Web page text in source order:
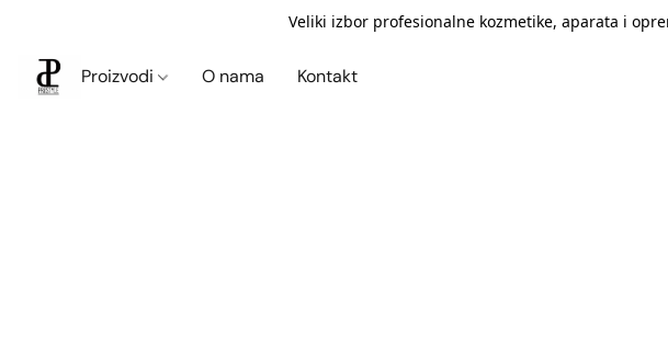
Veliki izbor profesionalne kozmetike, aparata i
Proizvodi O nama Kontakt